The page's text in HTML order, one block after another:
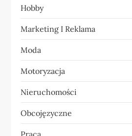
i
s
u
Hobby
Marketing I Reklama
Moda
Motoryzacja
Nieruchomości
Obcojęzyczne